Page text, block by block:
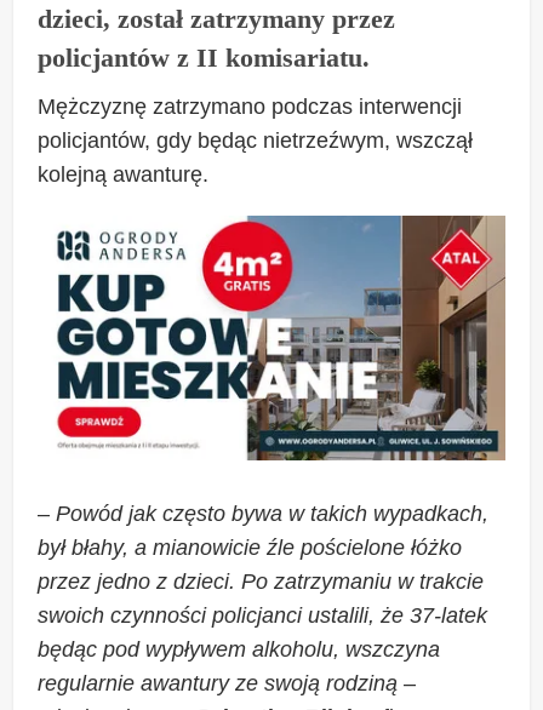
dzieci, został zatrzymany przez
policjantów z II komisariatu.
Mężczyznę zatrzymano podczas interwencji
policjantów, gdy będąc nietrzeźwym, wszczął
kolejną awanturę.
–Powód jak często bywa w takich wypadkach,
był błahy, a mianowicie źle pościelone łóżko
przez jedno z dzieci. Po zatrzymaniu w trakcie
swoich czynności policjanci ustalili, że 37-latek
będąc pod wypływem alkoholu, wszczyna
regularnie awantury ze swoją rodziną –